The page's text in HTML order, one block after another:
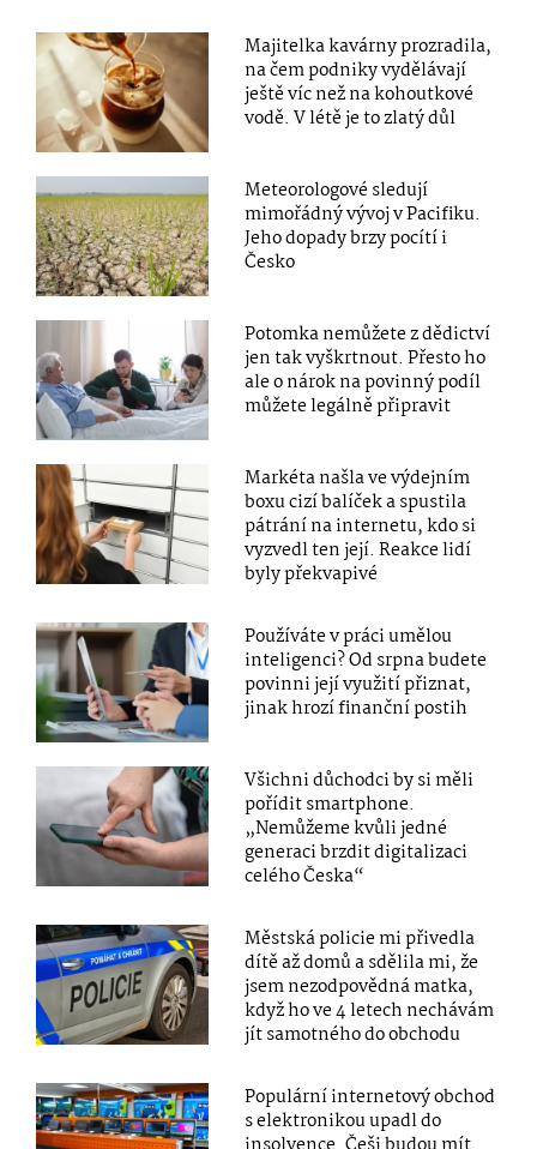
Majitelka kavárny prozradila,
na čem podniky vydělávají
ještě víc než na kohoutkové
vodě. V létě je to zlatý důl
Meteorologové sledují
mimořádný vývoj v Pacifiku.
Jeho dopady brzy pocítí i
Česko
Potomka nemůžete z dědictví
jen tak vyškrtnout. Přesto ho
ale o nárok na povinný podíl
můžete legálně připravit
Markéta našla ve výdejním
boxu cizí balíček a spustila
pátrání na internetu, kdo si
vyzvedl ten její. Reakce lidí
byly překvapivé
Používáte v práci umělou
inteligenci? Od srpna budete
povinni její využití přiznat,
jinak hrozí finanční postih
Všichni důchodci by si měli
pořídit smartphone.
„Nemůžeme kvůli jedné
generaci brzdit digitalizaci
celého Česka“
Městská policie mi přivedla
dítě až domů a sdělila mi, že
jsem nezodpovědná matka,
když ho ve 4 letech nechávám
jít samotného do obchodu
Populární internetový obchod
s elektronikou upadl do